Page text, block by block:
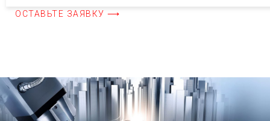
ОСТАВЬТЕ ЗАЯВКУ ⟶